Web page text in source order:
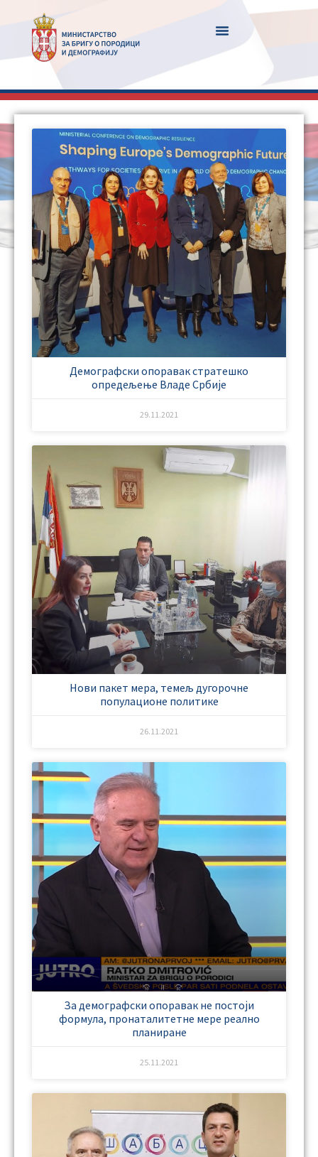
Демографски опоравак стратешко
опредељење Владе Србије
29.11.2021
Нови пакет мера, темељ дугорочне
популационе политике
26.11.2021
За демографски опоравак не постоји
формула, пронаталитетне мере реално
планиране
25.11.2021